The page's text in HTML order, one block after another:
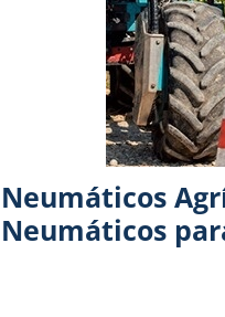
Neumáticos
Neumáticos